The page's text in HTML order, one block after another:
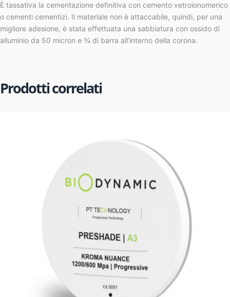
È tassativa la cementazione definitiva con cemento vetroionomerico
o cementi cementizi. Il materiale non è attaccabile, quindi, per una
migliore adesione, è stata effettuata una sabbiatura con ossido di
alluminio da 50 micron e ¾ di barra all’interno della corona.
Prodotti correlati